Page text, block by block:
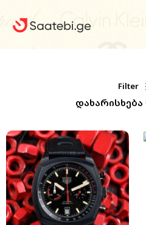
Კაცის Საათები
Ქალის Საათები
Ფასდაკლებები
Აქსესუარები
Ჩვენ Შესახებ
Კონტაქტი
Filter